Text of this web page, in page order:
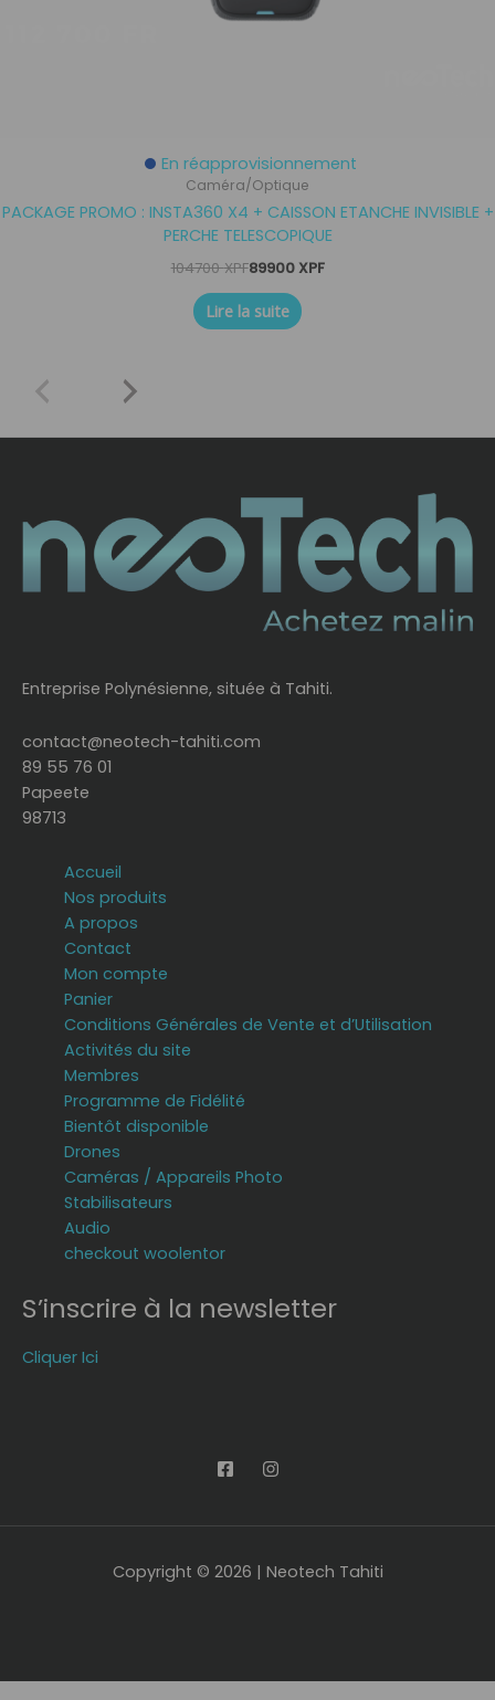
En réapprovisionnement
Caméra/Optique
PACKAGE PROMO : INSTA360 X4 + CAISSON ETANCHE INVISIBLE +
PERCHE TELESCOPIQUE
104700XPF89900 XPF
Lire la suite
Entreprise Polynésienne, située à Tahiti.
contact@neotech-tahiti.com
89 55 76 01
Papeete
98713
Accueil
Nos produits
A propos
Contact
Mon compte
Panier
Conditions Générales de Vente et d’Utilisation
Activités du site
Membres
Programme de Fidélité
Bientôt disponible
Drones
Caméras / Appareils Photo
Stabilisateurs
Audio
checkout woolentor
S’inscrire à la newsletter
Cliquer Ici
Copyright © 2026 | Neotech Tahiti